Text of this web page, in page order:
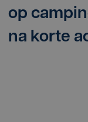
op
na korte